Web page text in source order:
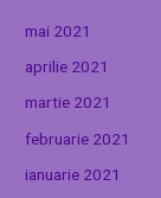
mai 2021
aprilie 2021
martie 2021
februarie 2021
ianuarie 2021